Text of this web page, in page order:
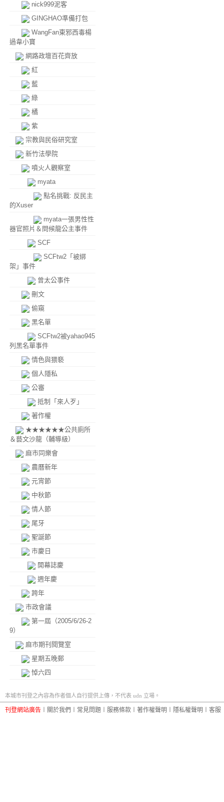
nick999泥客
GINGHAO準備打包
WangFan東邪西毒楊
過韋小寶
網路政壇百花齊放
紅
藍
綠
橘
紫
宗教與民俗研究室
新竹法學院
噴火人觀察室
myata
點名挑戰: 反民主
的Xuser
myata一張男性性
器官照片＆問候龍公主事件
SCF
SCFtw2「被綁
架」事件
曾太公事件
刪文
偷窺
黑名單
SCFtw2被yahao945
列黑名單事件
情色與猥褻
個人隱私
公審
抵制「來人歹」
著作權
★★★★★★公共廁所
＆藝文沙龍（輔導級）
麻市同樂會
農曆新年
元宵節
中秋節
情人節
尾牙
聖誕節
市慶日
開幕誌慶
週年慶
跨年
市政會議
第一屆（2005/6/26-2
9）
麻市期刊閱覽室
星期五晚郵
悼六四
本城市刊登之內容為作者個人自行提供上傳，不代表 udn 立場。
刊登網站廣告 關於我們 常見問題 服務條款 著作權聲明 隱私權聲明 客服